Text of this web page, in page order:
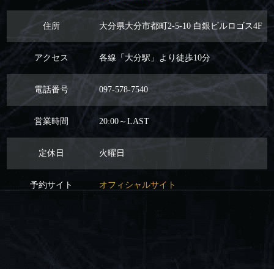
住所 大分県大分市都町2-5-10 白銀ビルロゴス4F
アクセス 各線「大分駅」より徒歩10分
電話番号 097-578-7540
営業時間 20:00～LAST
定休日 火曜日
予約サイト オフィシャルサイト